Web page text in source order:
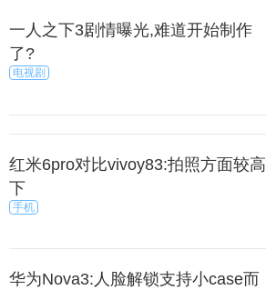
一人之下3剧情曝光,难道开始制作
了?
电视剧
红米6pro对比vivoy83:拍照方面较高
下
手机
华为Nova3:人脸解锁支持小case而